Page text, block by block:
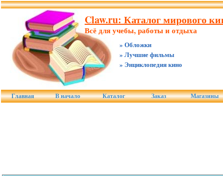
Claw.ru: Каталог мирового
Всё для учебы, работы и отдыха
» Обложки
» Лучшие фильмы
» Энциклопедия кино
Главная В начало Каталог Заказ Магазины